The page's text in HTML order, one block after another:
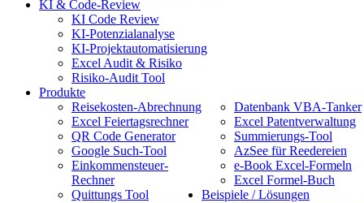
KI & Code-Review
KI Code Review
KI-Potenzialanalyse
KI-Projektautomatisierung
Excel Audit & Risiko
Risiko-Audit Tool
Produkte
Reisekosten-Abrechnung
Excel Feiertagsrechner
QR Code Generator
Google Such-Tool
Einkommensteuer-
Rechner
Quittungs Tool
Datenbank VBA-Tanker
Excel Patentverwaltung
Summierungs-Tool
AzSee für Reedereien
e-Book Excel-Formeln
Excel Formel-Buch
Beispiele / Lösungen